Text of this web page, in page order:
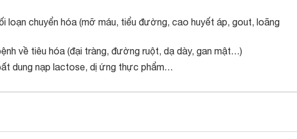
loạn chuyển hóa (mỡ máu, tiểu đường, cao huyết áp, gout, loãng
về tiêu hóa (đại tràng, đường ruột, dạ dày, gan mật…)
dung nạp lactose, dị ứng thực phẩm…